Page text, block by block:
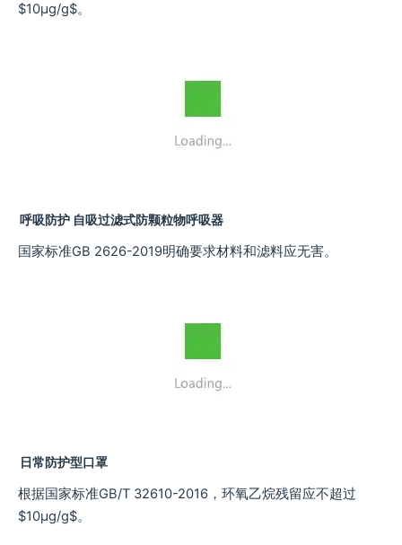
$10μg/g$。
呼吸防护 自吸过滤式防颗粒物呼吸器
国家标准GB 2626-2019明确要求材料和滤料应无害。
日常防护型口罩
根据国家标准GB/T 32610-2016，环氧乙烷残留应不超过
$10μg/g$。